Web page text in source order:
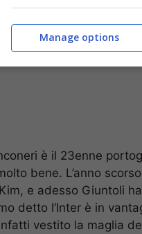
è il 23enne
bene. L’anno
e adesso Giuntoli
detto l’Inter è in
vestito la maglia
Manage options